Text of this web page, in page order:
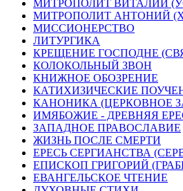
МИТРОПОЛИТ ВИТАЛИЙ
МИТРОПОЛИТ АНТОНИЙ
МИССИОНЕРСТВО
ЛИТУРГИКА
КРЕЩЕНИЕ ГОСПОДНЕ
КОЛОКОЛЬНЫЙ ЗВОН
КНИЖНОЕ ОБОЗРЕНИЕ
КАТИХИЗИЧЕСКИЕ
КАНОНИКА (ЦЕРКОВНОЕ
ИМЯБОЖИЕ - ДРЕВНЯЯ
ЗАПАДНОЕ ПРАВОСЛАВИЕ
ЖИЗНЬ ПОСЛЕ СМЕРТИ
ЕРЕСЬ СЕРГИАНСТВА
ЕПИСКОП ГРИГОРИЙ
ЕВАНГЕЛЬСКОЕ ЧТЕНИЕ